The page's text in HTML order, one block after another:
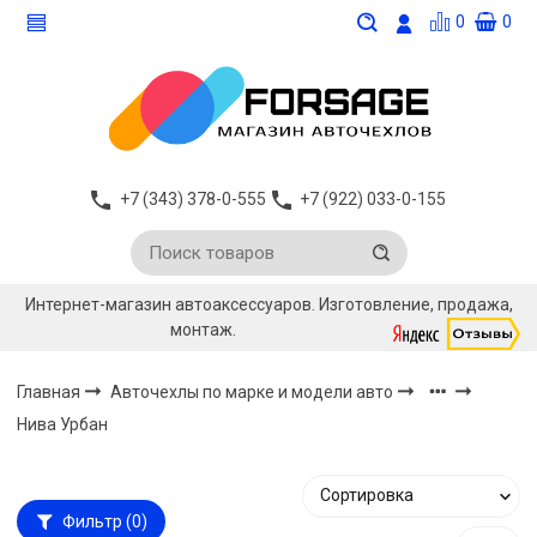
0 0
+7 (343) 378-0-555 +7 (922) 033-0-155
Интернет-магазин автоаксессуаров. Изготовление, продажа,
монтаж.
Главная
Авточехлы по марке и модели авто
Нива Урбан
Фильтр (0)